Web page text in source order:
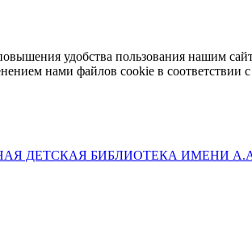
удобства пользования нашим
нами файлов cookie в соответствии с
ДЕТСКАЯ БИБЛИОТЕКА ИМЕНИ